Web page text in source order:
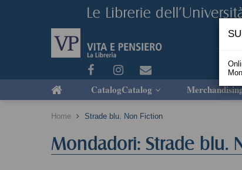
CatalogCatalog
Home Strade blu. Non Fiction
Mondadori: Strade blu.